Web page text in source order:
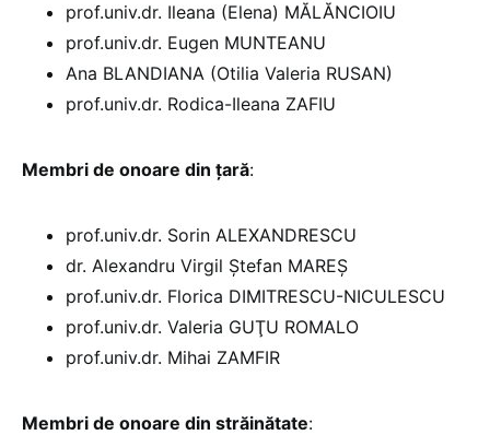
prof.univ.dr. Ileana (Elena) MĂLĂNCIOIU
prof.univ.dr. Eugen MUNTEANU
Ana BLANDIANA (Otilia Valeria RUSAN)
prof.univ.dr. Rodica-Ileana ZAFIU
Membri de onoare din ţară:
prof.univ.dr. Sorin ALEXANDRESCU
dr. Alexandru Virgil Ştefan MAREŞ
prof.univ.dr. Florica DIMITRESCU-NICULESCU
prof.univ.dr. Valeria GUŢU ROMALO
prof.univ.dr. Mihai ZAMFIR
Membri de onoare din străinătate: